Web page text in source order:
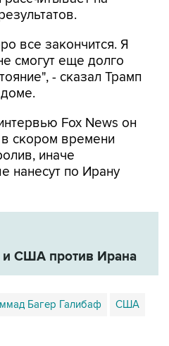
все закончится. Я
смогут еще долго
- сказал Трамп
Fox News он
в скором времени
иначе
нанесут по Ирану
США против Ирана
Багер Галибаф США